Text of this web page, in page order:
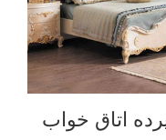
اتاق خواب